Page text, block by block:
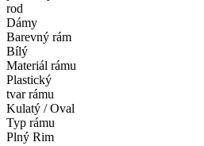
rod
Dámy
Barevný rám
Bílý
Materiál rámu
Plastický
tvar rámu
Kulatý / Oval
Typ rámu
Plný Rim